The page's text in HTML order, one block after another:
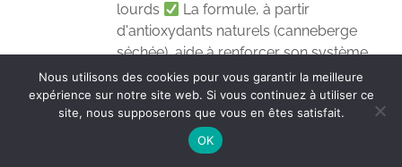
lourds
La formule, à partir
d'antioxydants naturels (canneberge
séchée), aide à renforcer son système
immunitaire.
Santé des voies
urinaires- pH moyen : 6.53 (Valeur
de Référence : 6.0 à 6.6) La bi-nutrition
est vivement recommandée :
Nous utilisons des cookies pour vous garantir la meilleure
expérience sur notre site web. Si vous continuez à utiliser ce
site, nous supposerons que vous en êtes satisfait.
OK